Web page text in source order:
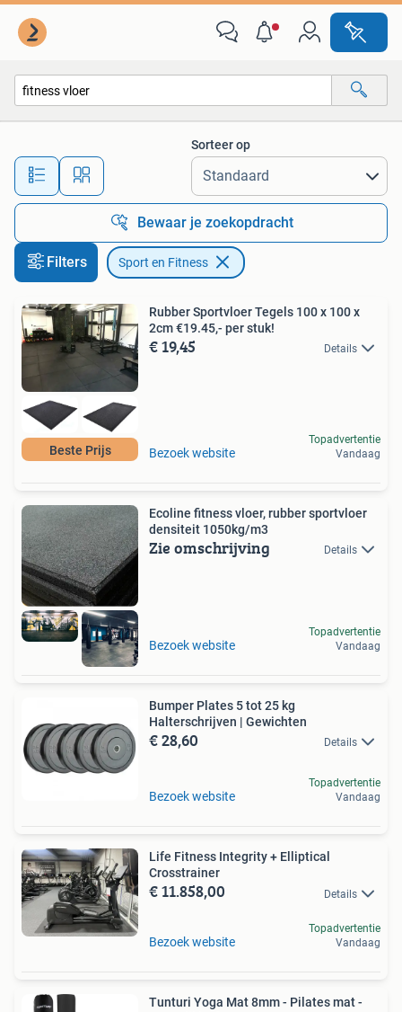
Alle afstanden…
Sorteer op
Bewaar je zoekopdracht
Filters Sport en Fitness
Beste Prijs
Rubber Sportvloer Tegels 100 x 100 x
2cm €19.45,- per stuk!
€ 19,45 Details
Bezoek website
Topadvertentie
Vandaag
Ecoline fitness vloer, rubber sportvloer
densiteit 1050kg/m3
Zie omschrijving Details
Bezoek website
Topadvertentie
Vandaag
Bumper Plates 5 tot 25 kg
Halterschrijven | Gewichten
€ 28,60 Details
Bezoek website
Topadvertentie
Vandaag
Life Fitness Integrity + Elliptical
Crosstrainer
€ 11.858,00 Details
Bezoek website
Topadvertentie
Vandaag
Tunturi Yoga Mat 8mm - Pilates mat -